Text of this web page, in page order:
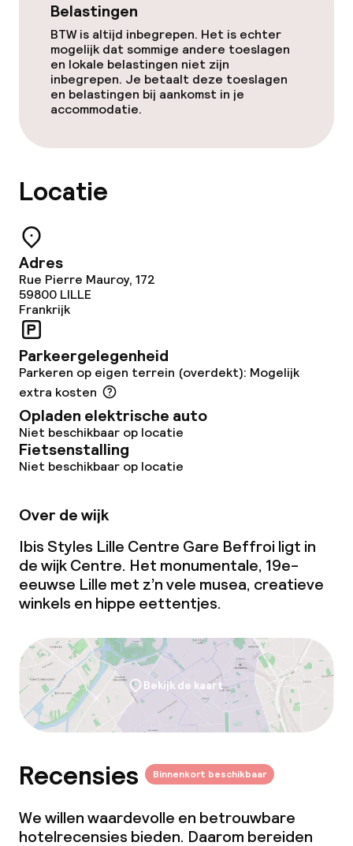
Faciliteiten en diensten voor kinderen
Speeltuin
Schoonmaakvoorzieningen
Vergaderruimte
Beleid
Overal rookvrij
Belastingen
BTW is altijd inbegrepen. Het is echter
mogelijk dat sommige andere toeslagen
en lokale belastingen niet zijn
inbegrepen. Je betaalt deze toeslagen
en belastingen bij aankomst in je
accommodatie.
Locatie
Adres
Rue Pierre Mauroy, 172
59800 LILLE
Frankrijk
Parkeergelegenheid
Parkeren op eigen terrein (overdekt): Mogelijk
extra kosten
Opladen elektrische auto
Niet beschikbaar op locatie
Fietsenstalling
Niet beschikbaar op locatie
Over de wijk
Ibis Styles Lille Centre Gare Beffroi ligt in
de wijk Centre. Het monumentale, 19e-
eeuwse Lille met z’n vele musea, creatieve
winkels en hippe eettentjes.
Bekijk de kaart
Recensies Binnenkort beschikbaar
We willen waardevolle en betrouwbare
hotelrecensies bieden. Daarom bereiden